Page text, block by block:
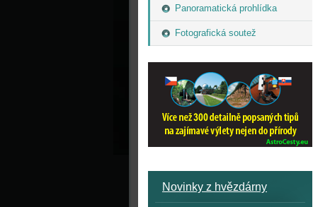
Panoramatická prohlídka
Fotografická soutež
Novinky z hvězdárny